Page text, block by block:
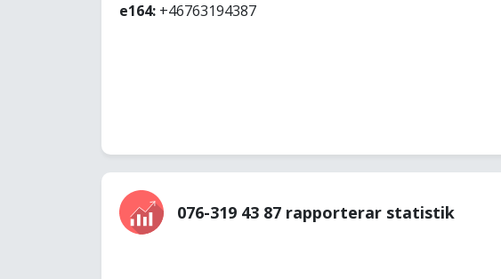
e164: +46763194387
076-319 43 87 rapporterar statistik